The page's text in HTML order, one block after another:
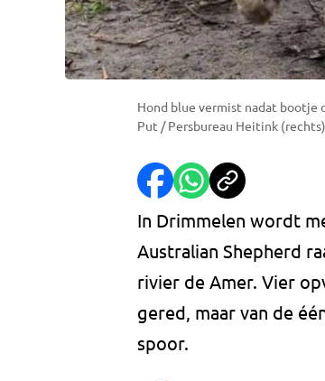
Hond blue vermist nadat bootje
Put / Persbureau Heitink
In Drimmelen wordt
Australian Shepherd
rivier de Amer. Vier
gered, maar van de
spoor.